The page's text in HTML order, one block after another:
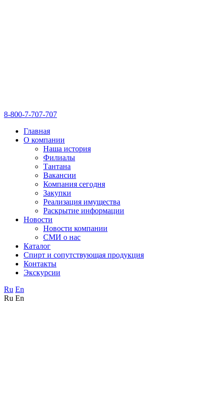
8-800-7-707-707
Главная
О компании
Наша история
Филиалы
Тантана
Вакансии
Компания сегодня
Закупки
Реализация имущества
Раскрытие информации
Новости
Новости компании
СМИ о нас
Каталог
Спирт и сопутствующая продукция
Контакты
Экскурсии
Ru En
Ru En